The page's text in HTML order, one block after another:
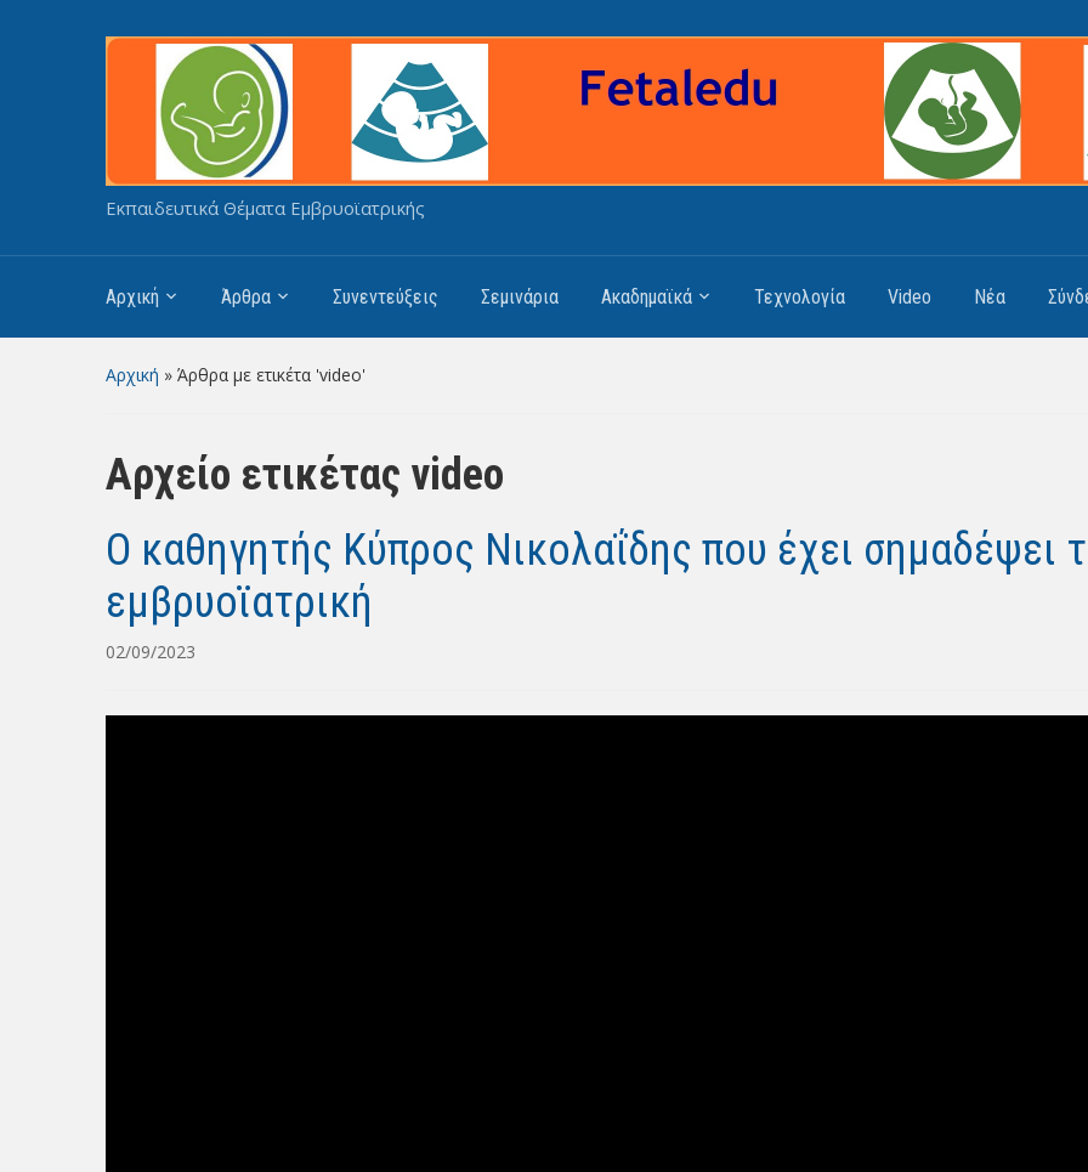
Εκπαιδευτικά Θέματα Εμβρυοϊατρικής
Αρχική Άρθρα Συνεντεύξεις Σεμινάρια Ακαδημαϊκά Τεχνολογία Video Νέα
Αρχική » Άρθρα με ετικέτα 'video'
Αρχείο ετικέτας video
Ο καθηγητής Κύπρος Νικολαΐδης που έχει σημαδέψει
εμβρυοϊατρική
02/09/2023